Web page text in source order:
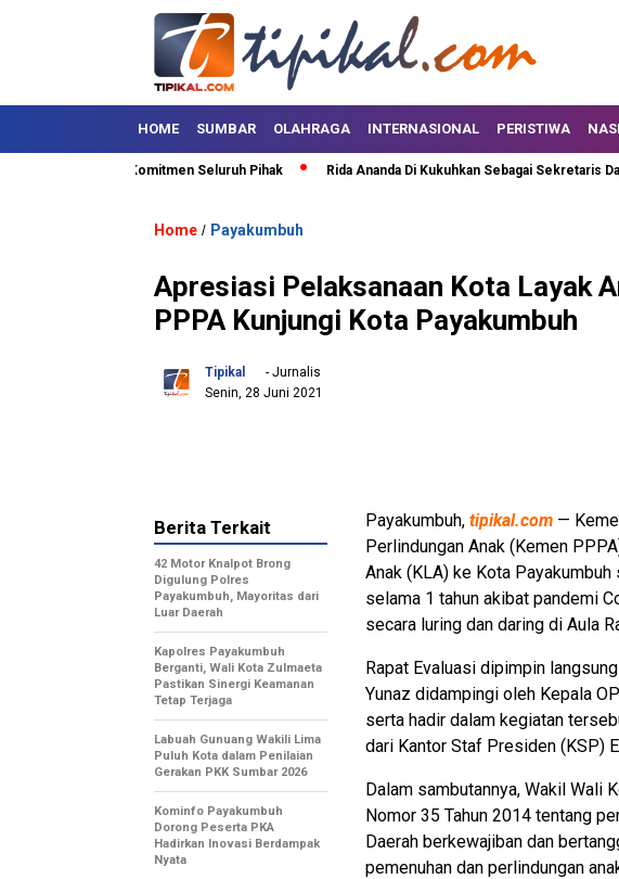
HOME SUMBAR OLAHRAGA INTERNASIONAL PERISTIWA
Minta Komitmen Seluruh Pihak Rida Ananda Di Kukuhkan Sebagai Sekretaris Daerah
Home / Payakumbuh
Apresiasi Pelaksanaan Kota Layak
PPPA Kunjungi Kota Payakumbuh
Tipikal
- Jurnalis
Senin, 28 Juni 2021
Payakumbuh, tipikal.com —
Perlindungan Anak (Kemen
Anak (KLA) ke Kota
selama 1 tahun akibat pandemi
secara luring dan daring di Aula
Rapat Evaluasi dipimpin
Yunaz didampingi oleh Kepala
serta hadir dalam kegiatan
dari Kantor Staf Presiden (KSP)
Dalam sambutannya, Wakil Wali
Nomor 35 Tahun 2014 tentang
Daerah berkewajiban dan
pemenuhan dan perlindungan
Berita Terkait
42 Motor Knalpot Brong
Digulung Polres
Payakumbuh, Mayoritas dari
Luar Daerah
Kapolres Payakumbuh
Berganti, Wali Kota Zulmaeta
Pastikan Sinergi Keamanan
Tetap Terjaga
Labuah Gunuang Wakili Lima
Puluh Kota dalam Penilaian
Gerakan PKK Sumbar 2026
Kominfo Payakumbuh
Dorong Peserta PKA
Hadirkan Inovasi Berdampak
Nyata